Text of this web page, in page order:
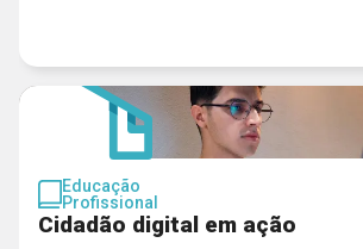
Educação
Profissional
Cidadão digital em ação